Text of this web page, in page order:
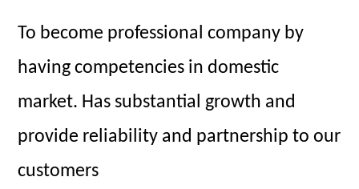
To become professional company by
having competencies in domestic
market. Has substantial growth and
provide reliability and partnership to our
customers